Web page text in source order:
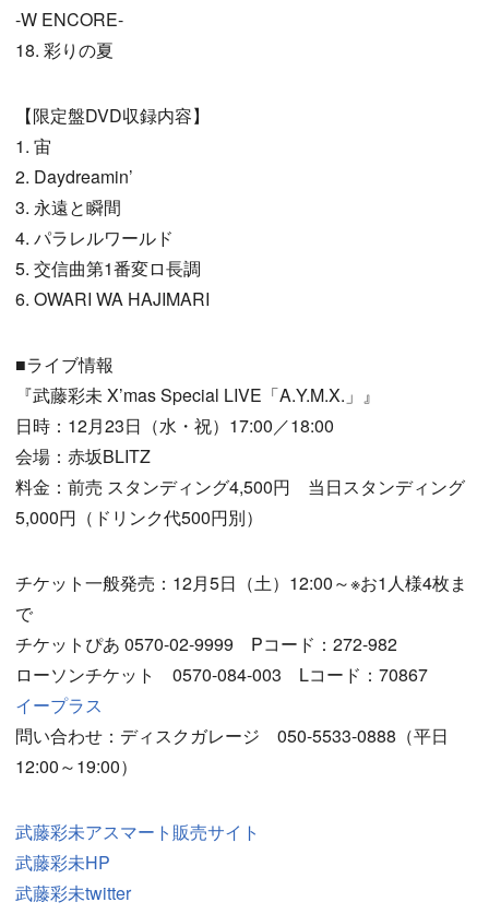
-W ENCORE-
18. 彩りの夏
【限定盤DVD収録内容】
1. 宙
2. Daydreamin’
3. 永遠と瞬間
4. パラレルワールド
5. 交信曲第1番変ロ長調
6. OWARI WA HAJIMARI
■ライブ情報
『武藤彩未 X’mas Special LIVE「A.Y.M.X.」』
日時：12月23日（水・祝）17:00／18:00
会場：赤坂BLITZ
料金：前売 スタンディング4,500円 当日スタンディング
5,000円（ドリンク代500円別）
チケット一般発売：12月5日（土）12:00～※お1人様4枚ま
で
チケットぴあ 0570-02-9999 Pコード：272-982
ローソンチケット 0570-084-003 Lコード：70867
イープラス
問い合わせ：ディスクガレージ 050-5533-0888（平日
12:00～19:00）
武藤彩未アスマート販売サイト
武藤彩未HP
武藤彩未twitter